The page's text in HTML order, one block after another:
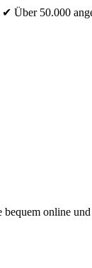
✔ Über 50.000
online